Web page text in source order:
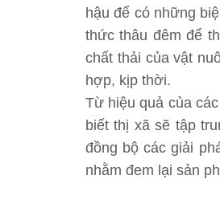
hậu để có những
thức thâu đêm để
chất thải của vật
hợp, kịp thời.
Từ hiệu quả của
biết thị xã sẽ tập
đồng bộ các giải
nhằm đem lại sản